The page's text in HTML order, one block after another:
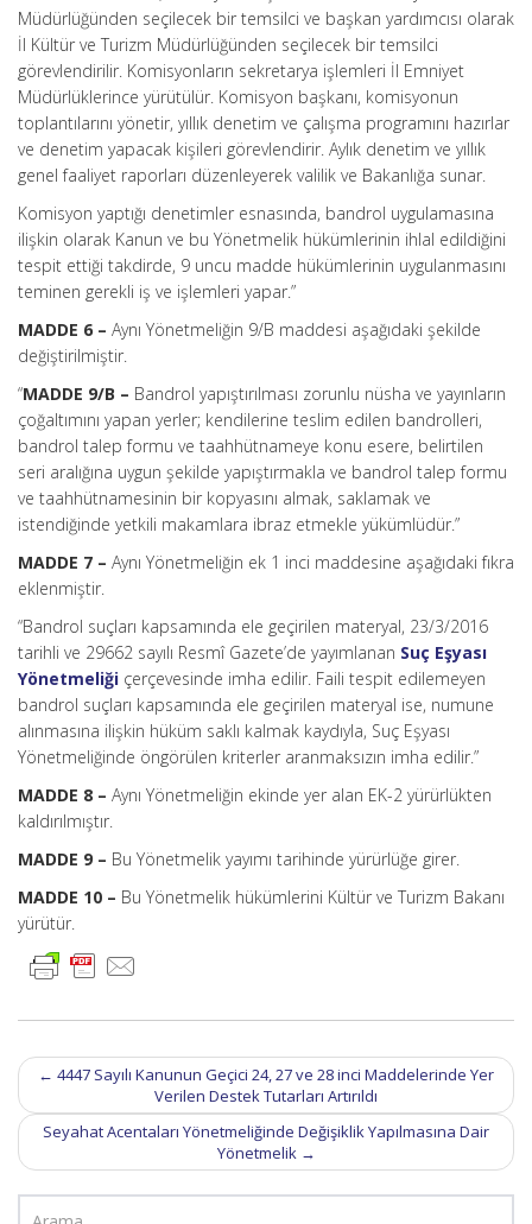
Müdürlüğünden seçilecek bir temsilci ve başkan yardımcısı olarak
İl Kültür ve Turizm Müdürlüğünden seçilecek bir temsilci
görevlendirilir. Komisyonların sekretarya işlemleri İl Emniyet
Müdürlüklerince yürütülür. Komisyon başkanı, komisyonun
toplantılarını yönetir, yıllık denetim ve çalışma programını hazırlar
ve denetim yapacak kişileri görevlendirir. Aylık denetim ve yıllık
genel faaliyet raporları düzenleyerek valilik ve Bakanlığa sunar.
Komisyon yaptığı denetimler esnasında, bandrol uygulamasına
ilişkin olarak Kanun ve bu Yönetmelik hükümlerinin ihlal edildiğini
tespit ettiği takdirde, 9 uncu madde hükümlerinin uygulanmasını
teminen gerekli iş ve işlemleri yapar.”
MADDE 6 – Aynı Yönetmeliğin 9/B maddesi aşağıdaki şekilde
değiştirilmiştir.
“MADDE 9/B – Bandrol yapıştırılması zorunlu nüsha ve yayınların
çoğaltımını yapan yerler; kendilerine teslim edilen bandrolleri,
bandrol talep formu ve taahhütnameye konu esere, belirtilen
seri aralığına uygun şekilde yapıştırmakla ve bandrol talep formu
ve taahhütnamesinin bir kopyasını almak, saklamak ve
istendiğinde yetkili makamlara ibraz etmekle yükümlüdür.”
MADDE 7 – Aynı Yönetmeliğin ek 1 inci maddesine aşağıdaki fıkra
eklenmiştir.
“Bandrol suçları kapsamında ele geçirilen materyal, 23/3/2016
tarihli ve 29662 sayılı Resmî Gazete’de yayımlanan Suç Eşyası
Yönetmeliği çerçevesinde imha edilir. Faili tespit edilemeyen
bandrol suçları kapsamında ele geçirilen materyal ise, numune
alınmasına ilişkin hüküm saklı kalmak kaydıyla, Suç Eşyası
Yönetmeliğinde öngörülen kriterler aranmaksızın imha edilir.”
MADDE 8 – Aynı Yönetmeliğin ekinde yer alan EK-2 yürürlükten
kaldırılmıştır.
MADDE 9 – Bu Yönetmelik yayımı tarihinde yürürlüğe girer.
MADDE 10 – Bu Yönetmelik hükümlerini Kültür ve Turizm Bakanı
yürütür.
Post
navigation
← 4447 Sayılı Kanunun Geçici 24, 27 ve 28 inci Maddelerinde Yer
Verilen Destek Tutarları Artırıldı
Seyahat Acentaları Yönetmeliğinde Değişiklik Yapılmasına Dair
Yönetmelik →